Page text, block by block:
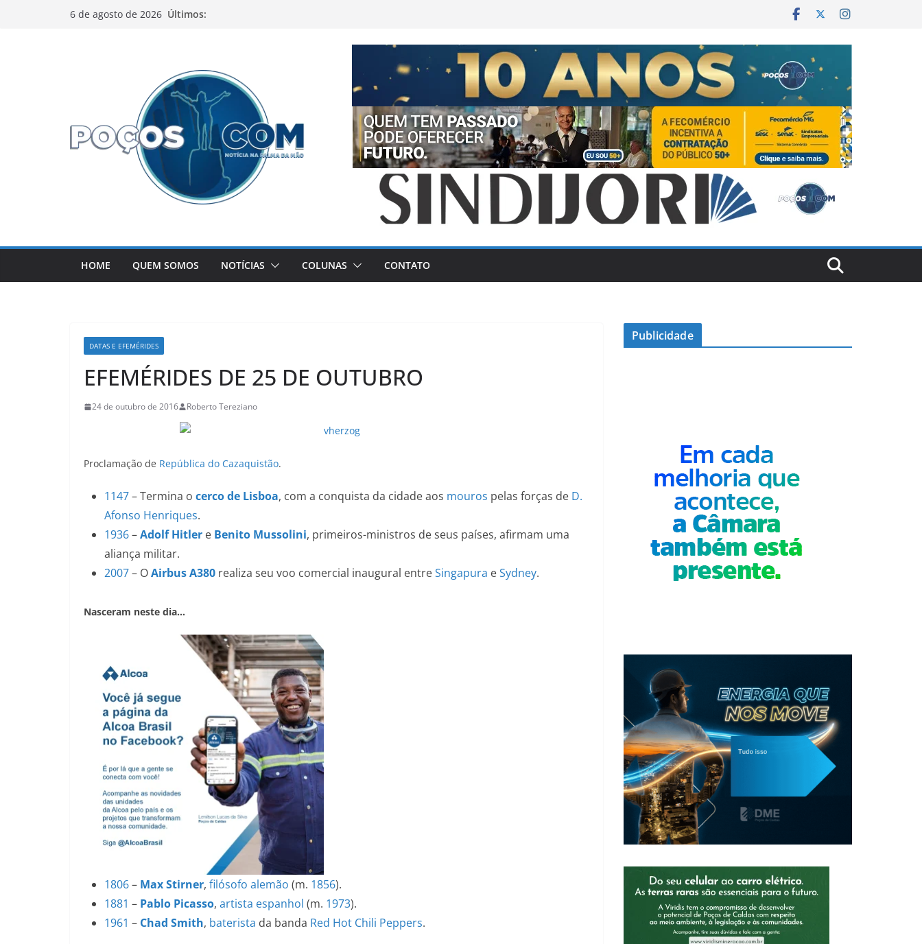
6 de agosto de 2026 Últimos:
HOME QUEM SOMOS NOTÍCIAS COLUNAS CONTATO
DATAS E EFEMÉRIDES
EFEMÉRIDES DE 25 DE OUTUBRO
24 de outubro de 2016 Roberto Tereziano
Proclamação de República do Cazaquistão.
1147– Termina o cerco de Lisboa, com a conquista da cidade aos mouros pelas forças de D.
Afonso Henriques.
1936–Adolf Hitler e Benito Mussolini, primeiros-ministros de seus países, afirmam uma
aliança militar.
2007– OAirbus A380 realiza seu voo comercial inaugural entreSingapura eSydney.
Nasceram neste dia…
1806– Max Stirner, filósofo alemão (m. 1856).
1881 – Pablo Picasso, artista espanhol (m. 1973).
1961 – Chad Smith, baterista da banda Red Hot Chili Peppers.
Publicidade